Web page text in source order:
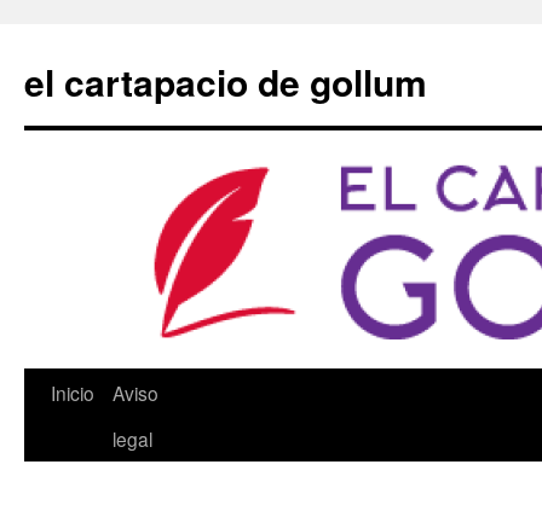
contenido
el cartapacio de gollum
Inicio
Aviso
legal